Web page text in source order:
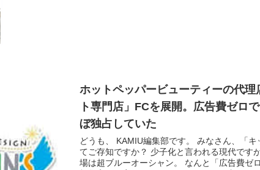
ホットペッパービューティーの代理
ト専門店」FCを展開。広告費ゼロ
ぼ独占していた
どうも、 KAMIU編集部です。 みなさん、「
てご存知ですか？ 少子化と言われる現代です
場は超ブルーオーシャン。 なんと「広告費ゼ